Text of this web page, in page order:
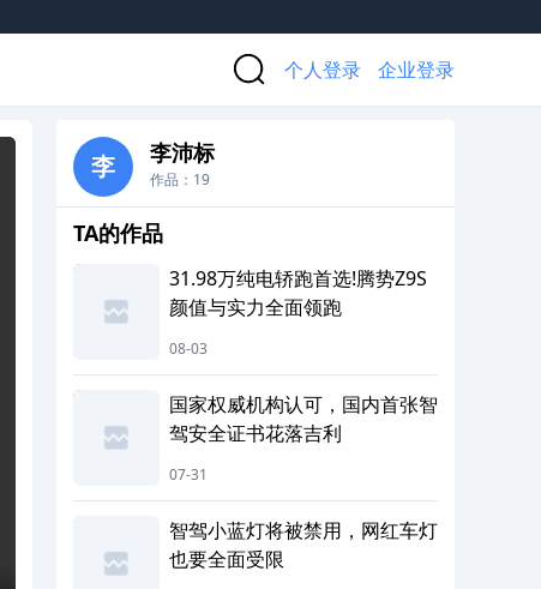
个人登录 企业登录
李 李沛标
作品：19
TA的作品
31.98万纯电轿跑首选!腾势Z9S
颜值与实力全面领跑
08-03
国家权威机构认可，国内首张智
驾安全证书花落吉利
07-31
智驾小蓝灯将被禁用，网红车灯
也要全面受限